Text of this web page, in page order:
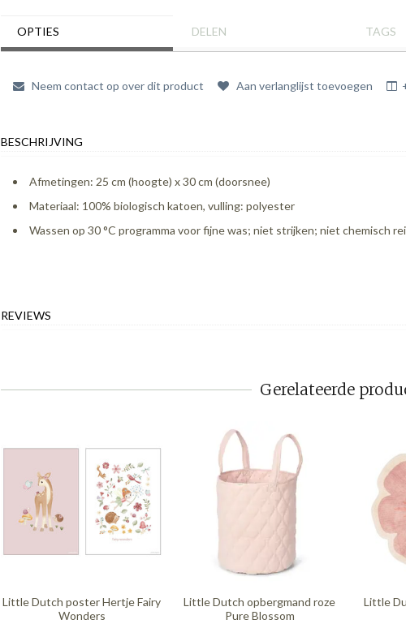
OPTIES DELEN TAGS
Neem contact op over dit product Aan verlanglijst toevoegen
BESCHRIJVING
Afmetingen: 25 cm (hoogte) x 30 cm (doorsnee)
Materiaal: 100% biologisch katoen, vulling: polyester
Wassen op 30 °C programma voor fijne was; niet strijken; niet chemisch
REVIEWS
Gerelateerde
Little Dutch poster Hertje Fairy
Wonders
Little Dutch opbergmand roze
Pure Blossom
Little